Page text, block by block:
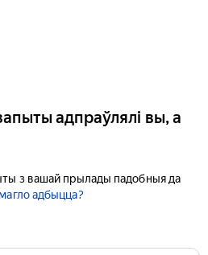
адпраўлялі вы, а
з вашай прылады падобныя да
адбыцца?